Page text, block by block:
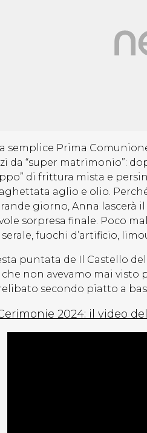
semplice Prima
da “super matrimonio”:
di frittura mista e
aglio e olio.
giorno, Anna lascerà
sorpresa finale. Poco
fuochi d’artificio,
puntata de Il Castello
non avevamo mai visto
secondo piatto a
2024: il video